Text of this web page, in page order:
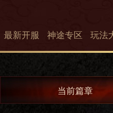
最新开服 神途专区 玩法
当前篇章